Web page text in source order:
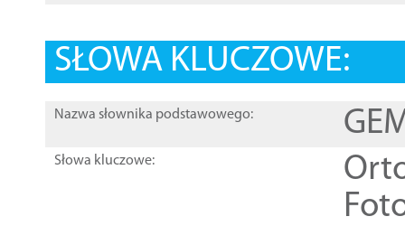
SŁOWA KLUCZOWE:
Nazwa słownika podstawowego:
Słowa kluczowe: